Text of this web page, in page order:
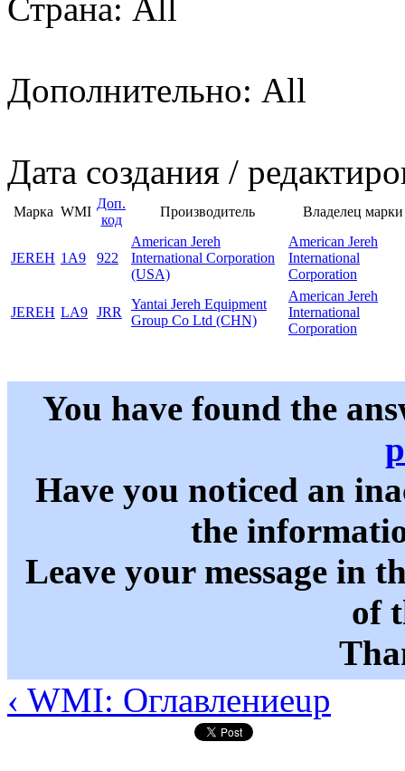
Страна: All
Дополнительно: All
Дата создания /
Марка WMI
Доп.
код
Производитель Владелец марки
JEREH 1A9 922
American Jereh
International Corporation
(USA)
American Jereh
International
Corporation
JEREH LA9 JRR
Yantai Jereh Equipment
Group Co Ltd (CHN)
American Jereh
International
Corporation
You have found the
Have you noticed an
the
Leave your message in
of
‹ WMI: Оглавлениеup